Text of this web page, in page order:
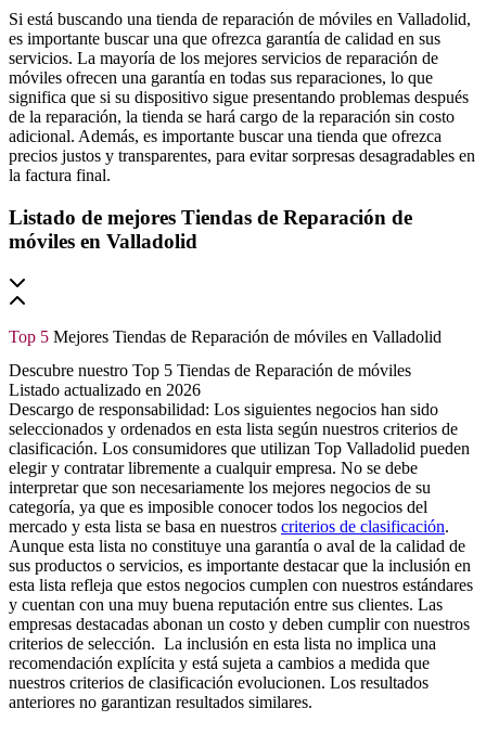
Si está buscando una tienda de reparación de móviles en Valladolid,
es importante buscar una que ofrezca garantía de calidad en sus
servicios. La mayoría de los mejores servicios de reparación de
móviles ofrecen una garantía en todas sus reparaciones, lo que
significa que si su dispositivo sigue presentando problemas después
de la reparación, la tienda se hará cargo de la reparación sin costo
adicional. Además, es importante buscar una tienda que ofrezca
precios justos y transparentes, para evitar sorpresas desagradables en
la factura final.
Listado de mejores Tiendas de Reparación de
móviles en Valladolid
Top 5 Mejores Tiendas de Reparación de móviles en Valladolid
Descubre nuestro Top 5 Tiendas de Reparación de móviles
Listado actualizado en 2026
Descargo de responsabilidad: Los siguientes negocios han sido
seleccionados y ordenados en esta lista según nuestros criterios de
clasificación. Los consumidores que utilizan Top Valladolid pueden
elegir y contratar libremente a cualquir empresa. No se debe
interpretar que son necesariamente los mejores negocios de su
categoría, ya que es imposible conocer todos los negocios del
mercado y esta lista se basa en nuestros criterios de clasificación.
Aunque esta lista no constituye una garantía o aval de la calidad de
sus productos o servicios, es importante destacar que la inclusión en
esta lista refleja que estos negocios cumplen con nuestros estándares
y cuentan con una muy buena reputación entre sus clientes. Las
empresas destacadas abonan un costo y deben cumplir con nuestros
criterios de selección. La inclusión en esta lista no implica una
recomendación explícita y está sujeta a cambios a medida que
nuestros criterios de clasificación evolucionen. Los resultados
anteriores no garantizan resultados similares.